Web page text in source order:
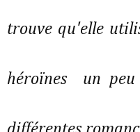
trouve qu'elle
héroïnes un peu